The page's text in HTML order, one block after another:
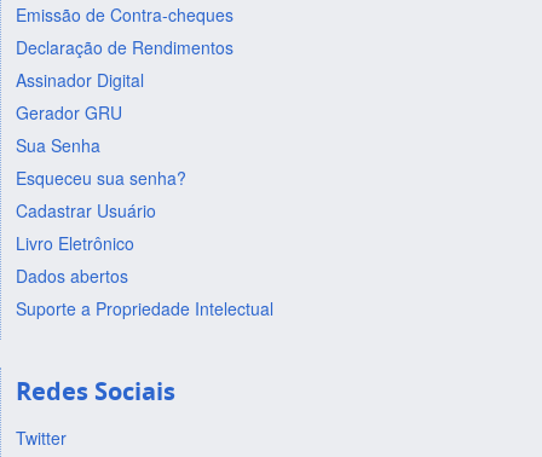
Emissão de Contra-cheques
Declaração de Rendimentos
Assinador Digital
Gerador GRU
Sua Senha
Esqueceu sua senha?
Cadastrar Usuário
Livro Eletrônico
Dados abertos
Suporte a Propriedade Intelectual
Redes Sociais
Twitter